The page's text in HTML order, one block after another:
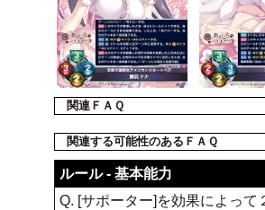
関連ＦＡＱ
関連する可能性のあるＦＡＱ
ルール - 基本能力
Q. [サポーター]を効果によっ